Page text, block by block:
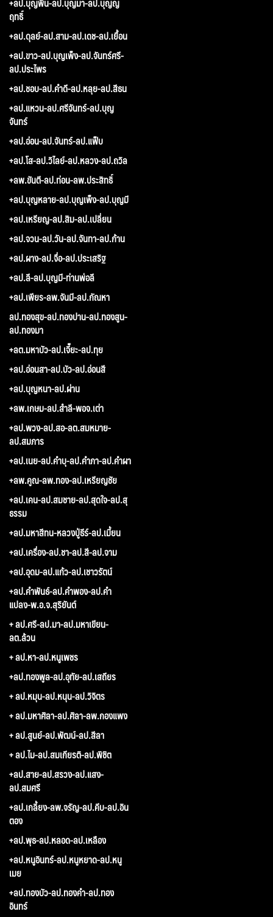
ฤทธิ์
+ลป.ดุลย์-ลป.สาม-ลป.เดช-ลป.เยื้อน
+ลป.ขาว-ลป.บุญเพ็ง-ลป.จันทร์ศรี-
ลป.ประไพร
+ลป.ชอบ-ลป.คำดี-ลป.หลุย-ลป.สีธน
+ลป.แหวน-ลป.ศรีจันทร์-ลป.บุญ
จันทร์
+ลป.อ่อน-ลป.จันทร์-ลป.แฟ็บ
+ลป.โส-ลป.วิไลย์-ลป.หลวง-ลป.ถวิล
+ลพ.ขันตี-ลป.ท่อน-ลพ.ประสิทธิ์
+ลป.บุญหลาย-ลป.บุญเพ็ง-ลป.บุญมี
+ลป.เหรียญ-ลป.สิม-ลป.เปลี่ยน
+ลป.จวน-ลป.วัน-ลป.จันทา-ลป.ก้าน
+ลป.ผาง-ลป.จื่อ-ลป.ประเสริฐ
+ลป.ลี-ลป.บุญมี-ท่านพ่อลี
+ลป.เพียร-ลพ.จันมี-ลป.กัณหา
ลป.ทองสุข-ลป.ทองปาน-ลป.ทองสูน-
ลป.ทองมา
+ลต.มหาบัว-ลป.เจี๊ยะ-ลป.ทุย
+ลป.อ่อนสา-ลป.บัว-ลป.อ่อนสี
+ลป.บุญหนา-ลป.ผ่าน
+ลพ.เกษม-ลป.สำลี-พอจ.เต่า
+ลป.พวง-ลป.สอ-ลต.สมหมาย-
ลป.สมภาร
+ลป.เนย-ลป.คำบุ-ลป.คำภา-ลป.คำผา
+ลพ.คูณ-ลพ.ทอง-ลป.เหรียญชัย
+ลป.เคน-ลป.สมชาย-ลป.สุดใจ-ลป.สุ
ธรรม
+ลป.มหาสีทน-หลวงปู่ธีร์-ลป.เมี้ยน
+ลป.เครื่อง-ลป.ชา-ลป.สี-ลป.จาม
+ลป.อุดม-ลป.แก้ว-ลป.เชาวรัตน์
+ลป.คำพันธ์-ลป.คำพอง-ลป.คำ
แปลง-พ.อ.จ.สุริยันต์
+ ลป.ศรี-ลป.มา-ลป.มหาเขียน-
ลต.ล้วน
+ ลป.หา-ลป.หนูเพชร
+ลป.ทองพูล-ลป.อุทัย-ลป.เสถียร
+ ลป.หมุน-ลป.หนุน-ลป.วิจิตร
+ ลป.มหาศิลา-ลป.ศิลา-ลพ.กองแพง
+ ลป.สูนย์-ลป.พัฒน์-ลป.สีลา
+ ลป.ไม-ลป.สมเกียรติ-ลป.พิชิต
+ลป.สาย-ลป.สรวง-ลป.แสง-
ลป.สมศรี
+ลป.เกลี้ยง-ลพ.จรัญ-ลป.คีบ-ลป.อิน
ตอง
+ลป.พุธ-ลป.หลอด-ลป.เหลือง
+ลป.หนูอินทร์-ลป.หนูหยาด-ลป.หนู
เมย
+ลป.ทองบัว-ลป.ทองคำ-ลป.ทอง
อินทร์